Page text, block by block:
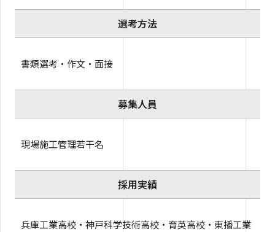
選考方法
書類選考・作文・面接
募集人員
現場施工管理若干名
採用実績
兵庫工業高校・神戸科学技術高校・育英高校・東播工業